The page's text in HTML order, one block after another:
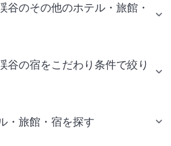
谷のその他のホテル・旅館・
谷の宿をこだわり条件で絞り
・旅館・宿を探す